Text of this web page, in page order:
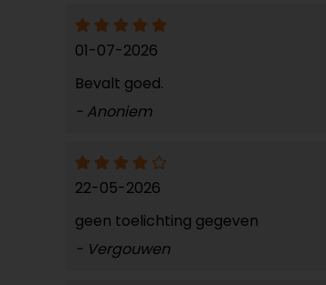
01-07-2026
Bevalt goed.
- Anoniem
22-05-2026
geen toelichting gegeven
- Vergouwen